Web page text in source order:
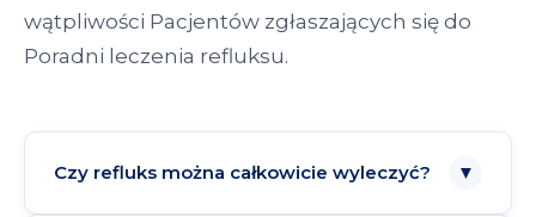
wątpliwości Pacjentów zgłaszających się do
Poradni leczenia refluksu.
Czy refluks można całkowicie wyleczyć? ▼